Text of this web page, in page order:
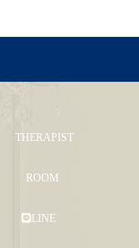
THERAPIST
ROOM
LINE